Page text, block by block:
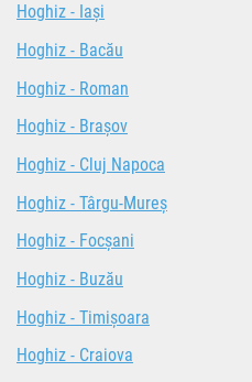
Hoghiz - Iași
Hoghiz - Bacău
Hoghiz - Roman
Hoghiz - Brașov
Hoghiz - Cluj Napoca
Hoghiz - Târgu-Mureș
Hoghiz - Focșani
Hoghiz - Buzău
Hoghiz - Timișoara
Hoghiz - Craiova